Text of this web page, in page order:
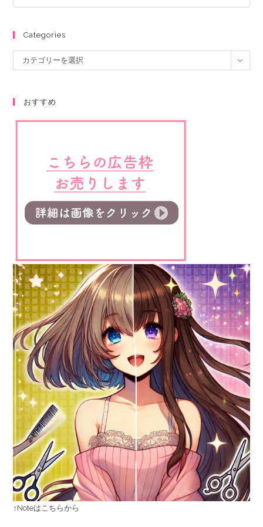
Categories
カテゴリーを選択
おすすめ
↑Noteはこちらから